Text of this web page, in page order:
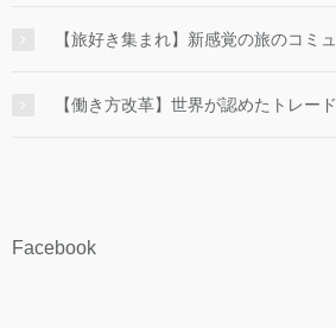
【旅好き集まれ】新感覚の旅のコミ
【働き方改革】世界が認めたトレー
Facebook